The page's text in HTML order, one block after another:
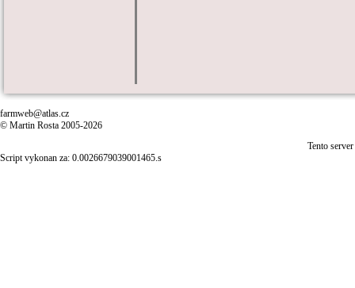
farmweb@atlas.cz
© Martin Rosta 2005-2026
Tento
Script vykonan za: 0.0026679039001465.s